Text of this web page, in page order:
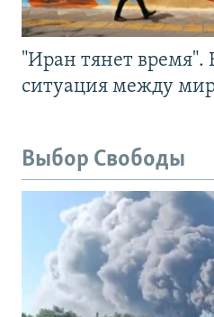
"Иран тянет время".
ситуация между
Выбор Свободы